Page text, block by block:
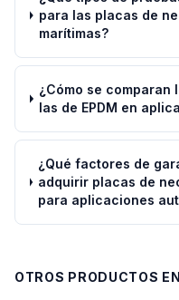
para las placas de
marítimas?
¿Cómo se comparan
las de EPDM en
¿Qué factores de
adquirir placas de
para aplicaciones
OTROS PRODUCTOS EN